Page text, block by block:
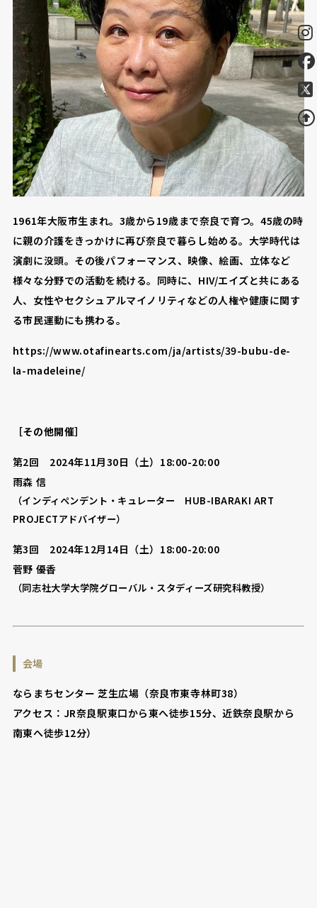
1961年大阪市生まれ。3歳から19歳まで奈良で育つ。45歳の時
に親の介護をきっかけに再び奈良で暮らし始める。大学時代は
演劇に没頭。その後パフォーマンス、映像、絵画、立体など
様々な分野での活動を続ける。同時に、HIV/エイズと共にある
人、女性やセクシュアルマイノリティなどの人権や健康に関す
る市民運動にも携わる。
https://www.otafinearts.com/ja/artists/39-bubu-de-
la-madeleine/
［その他開催］
第2回 2024年11月30日（土）18:00-20:00
雨森 信
（インディペンデント・キュレーター HUB-IBARAKI ART
PROJECTアドバイザー）
第3回 2024年12月14日（土）18:00-20:00
菅野 優香
（同志社大学大学院グローバル・スタディーズ研究科教授）
会場
ならまちセンター 芝生広場（奈良市東寺林町38）
アクセス：JR奈良駅東口から東へ徒歩15分、近鉄奈良駅から
南東へ徒歩12分）